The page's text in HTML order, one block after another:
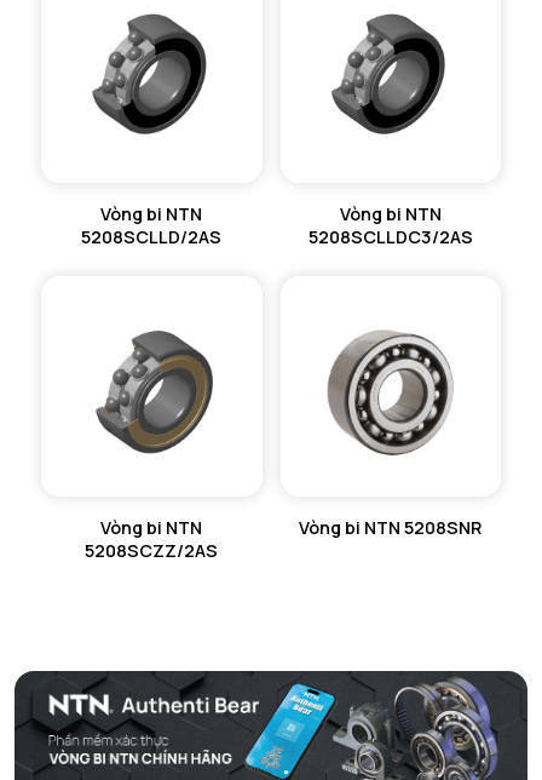
Vòng bi NTN
5208SCLLD/2AS
Vòng bi NTN
5208SCLLDC3/2AS
Vòng bi NTN
5208SCZZ/2AS
Vòng bi NTN 5208SNR